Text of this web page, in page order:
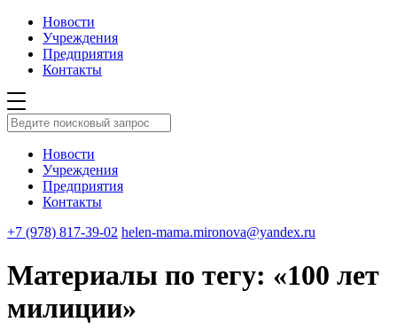
Новости
Учреждения
Предприятия
Контакты
Новости
Учреждения
Предприятия
Контакты
+7 (978) 817-39-02 helen-mama.mironova@yandex.ru
Материалы по тегу: «100 лет
милиции»